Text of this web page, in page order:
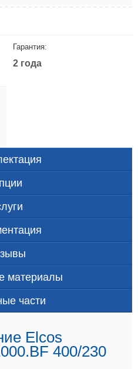
Гарантия:
2 года
материалы
части
Elcos
400/230